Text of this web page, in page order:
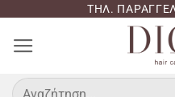
περιεχόμενο
ΤΗΛ.
Αναζήτηση